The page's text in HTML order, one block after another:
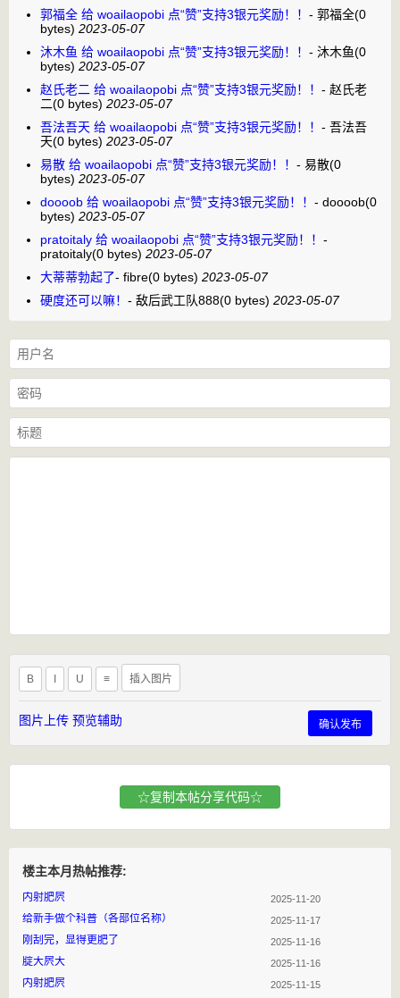
郭福全 给 woailaopobi 点“赞”支持3银元奖励！！ - 郭福全(0
bytes) 2023-05-07
沐木鱼 给 woailaopobi 点“赞”支持3银元奖励！！ - 沐木鱼(0
bytes) 2023-05-07
赵氏老二 给 woailaopobi 点“赞”支持3银元奖励！！ - 赵氏老
二(0 bytes) 2023-05-07
吾法吾天 给 woailaopobi 点“赞”支持3银元奖励！！ - 吾法吾
天(0 bytes) 2023-05-07
易散 给 woailaopobi 点“赞”支持3银元奖励！！ - 易散(0
bytes) 2023-05-07
doooob 给 woailaopobi 点“赞”支持3银元奖励！！ - doooob(0
bytes) 2023-05-07
pratoitaly 给 woailaopobi 点“赞”支持3银元奖励！！ -
pratoitaly(0 bytes) 2023-05-07
大蒂蒂勃起了- fibre(0 bytes) 2023-05-07
硬度还可以嘛！ - 敌后武工队888(0 bytes) 2023-05-07
B U ≡ 插入图片
图片上传 预览辅助 确认发布
☆复制本帖分享代码☆
楼主本月热帖推荐:
内射肥屄 2025-11-20
给新手做个科普（各部位名称） 2025-11-17
刚刮完，显得更肥了 2025-11-16
腚大屄大 2025-11-16
内射肥屄 2025-11-15